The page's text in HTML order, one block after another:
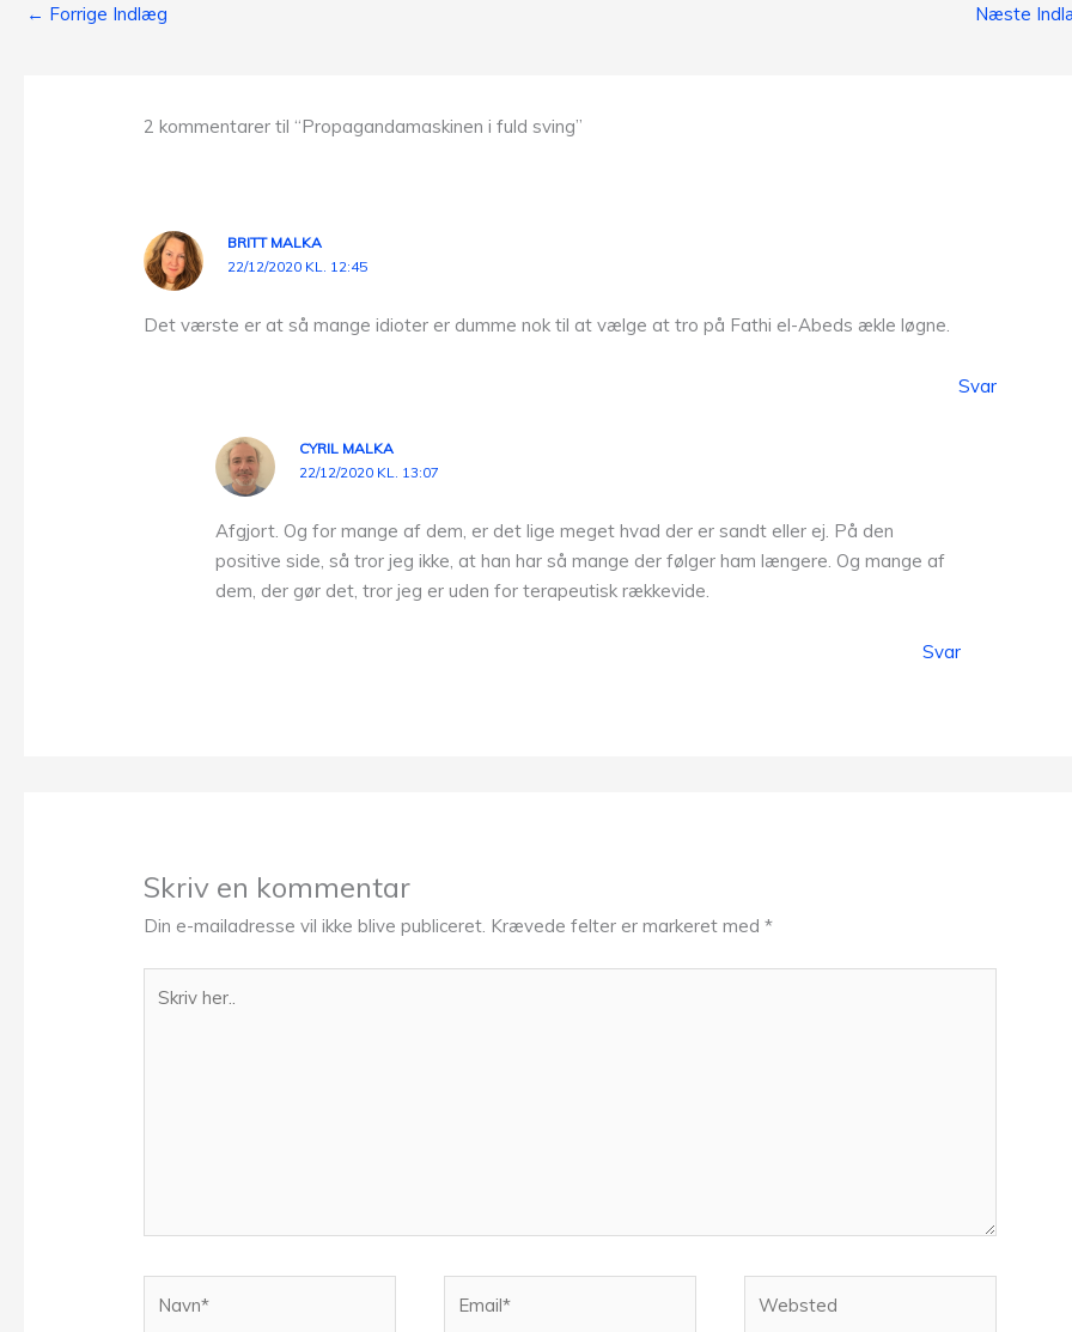
← Forrige Indlæg Næste
2 kommentarer til “Propagandamaskinen i fuld sving”
BRITT MALKA
22/12/2020 KL. 12:45
Det værste er at så mange idioter er dumme nok til at vælge at tro på Fathi el-Abeds ækle løgne.
Svar
CYRIL MALKA
22/12/2020 KL. 13:07
Afgjort. Og for mange af dem, er det lige meget hvad der er sandt eller ej. På den
positive side, så tror jeg ikke, at han har så mange der følger ham længere. Og mange af
dem, der gør det, tror jeg er uden for terapeutisk rækkevide.
Svar
Skriv en kommentar
Din e-mailadresse vil ikke blive publiceret. Krævede felter er markeret med*
her..